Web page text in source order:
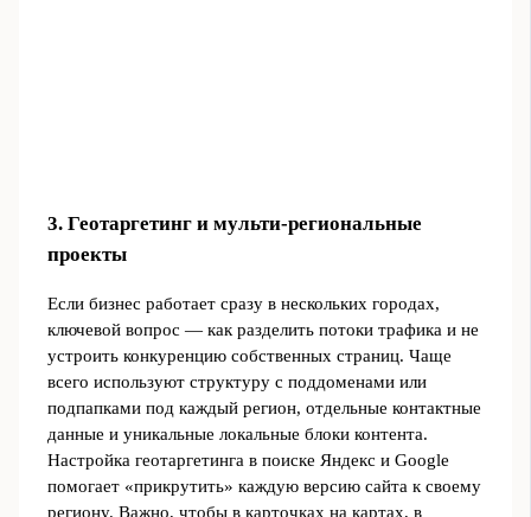
3. Геотаргетинг и мульти-региональные
проекты
Если бизнес работает сразу в нескольких городах,
ключевой вопрос — как разделить потоки трафика и не
устроить конкуренцию собственных страниц. Чаще
всего используют структуру с поддоменами или
подпапками под каждый регион, отдельные контактные
данные и уникальные локальные блоки контента.
Настройка геотаргетинга в поиске Яндекс и Google
помогает «прикрутить» каждую версию сайта к своему
региону. Важно, чтобы в карточках на картах, в